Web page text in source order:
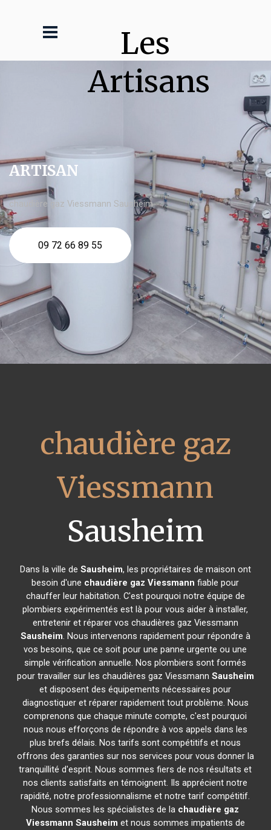
Les
Artisans
ARTISAN
chaudière gaz Viessmann Sausheim
09 72 66 89 55
chaudière gaz
Viessmann
Sausheim
Dans la ville de Sausheim, les propriétaires de maison ont
besoin d'une chaudière gaz Viessmann fiable pour
chauffer leur habitation. C'est pourquoi notre équipe de
plombiers expérimentés est là pour vous aider à installer,
entretenir et réparer vos chaudières gaz Viessmann
Sausheim. Nous intervenons rapidement pour répondre à
vos besoins, que ce soit pour une panne urgente ou une
simple vérification annuelle. Nos plombiers sont formés
pour travailler sur les chaudières gaz Viessmann Sausheim
et disposent des équipements nécessaires pour
diagnostiquer et réparer rapidement tout problème. Nous
comprenons que chaque minute compte, c'est pourquoi
nous nous efforçons de répondre à vos appels dans les
plus brefs délais. Nos tarifs sont compétitifs et nous
offrons des garanties sur nos services pour vous donner la
tranquillité d'esprit. Nous sommes fiers de nos résultats et
nos clients satisfaits en témoignent. Ils apprécient notre
rapidité, notre professionnalisme et notre tarif compétitif.
Nous sommes les spécialistes de la chaudière gaz
Viessmann Sausheim et nous sommes impatients de